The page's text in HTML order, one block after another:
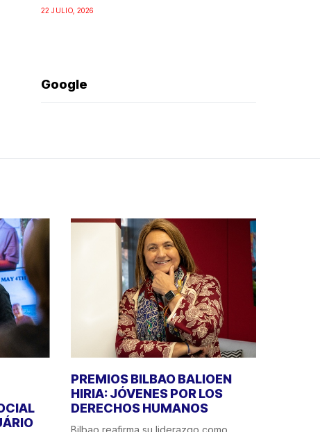
22 JULIO, 2026
Google
PREMIOS BILBAO BALIOEN
HIRIA: JÓVENES POR LOS
DERECHOS HUMANOS
Bilbao reafirma su liderazgo como